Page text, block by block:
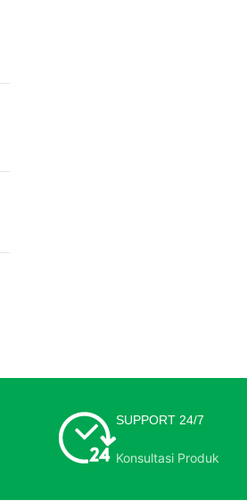
SUPPORT 24/7
Konsultasi Produk